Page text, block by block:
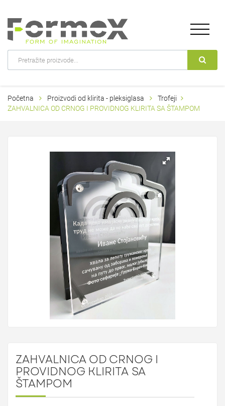
Početna Proizvodi od klirita - pleksiglasa
Trofeji
ZAHVALNICA OD CRNOG I PROVIDNOG KLIRITA SA ŠTAMPOM
ZAHVALNICA OD CRNOG I
PROVIDNOG KLIRITA SA
ŠTAMPOM